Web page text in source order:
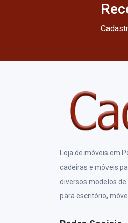
Loja de móveis em
cadeiras e móveis
diversos modelos
para escritório,